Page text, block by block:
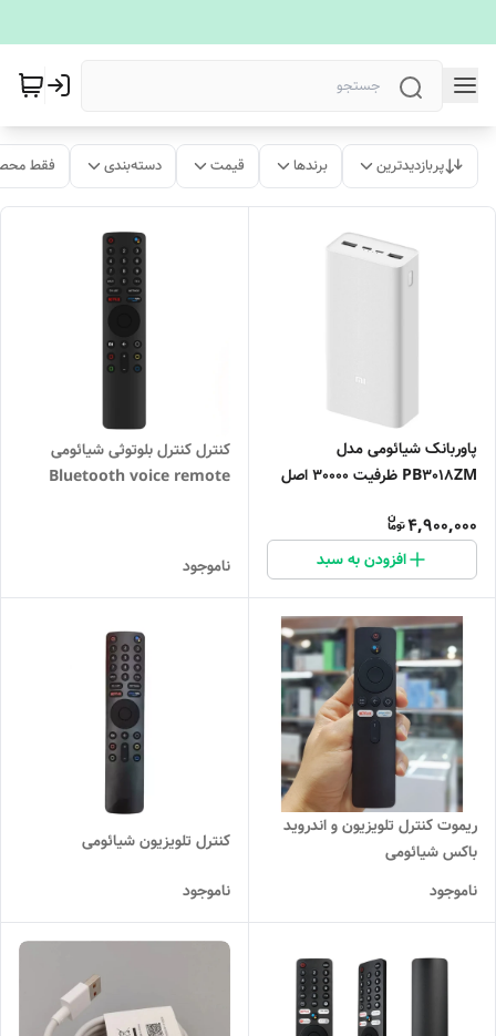
پربازدیدترین برندها قیمت دسته‌بندی فقط
پاوربانک شیائومی مدل
PB3018ZM ظرفیت 30000 اصل
4,900,000
افزودن به سبد
کنترل کنترل بلوتوثی شیائومی
Bluetooth voice remote
ناموجود
ریموت کنترل تلویزیون و اندروید
باکس شیائومی
ناموجود
کنترل تلویزیون شیائومی
ناموجود